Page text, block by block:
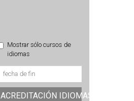
Mostrar sólo cursos de
idiomas
ACREDITACIÓN IDIOMAS